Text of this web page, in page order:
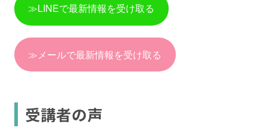
≫LINEで最新情報を受け取る
≫メールで最新情報を受け取る
受講者の声